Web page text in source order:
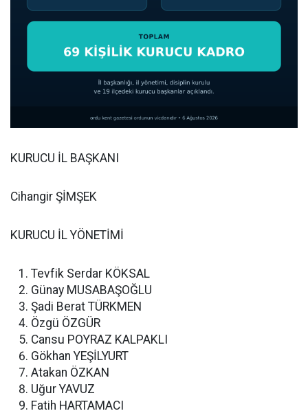
KURUCU İL BAŞKANI
Cihangir ŞİMŞEK
KURUCU İL YÖNETİMİ
Tevfik Serdar KÖKSAL
Günay MUSABAŞOĞLU
Şadi Berat TÜRKMEN
Özgü ÖZGÜR
Cansu POYRAZ KALPAKLI
Gökhan YEŞİLYURT
Atakan ÖZKAN
Uğur YAVUZ
Fatih HARTAMACI